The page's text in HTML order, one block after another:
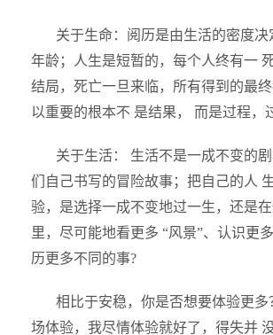
关于生命：阅历是由生活的密度决
年龄；人生是短暂的，每个人终有一
结局，死亡一旦来临，所有得到的最
以重要的根本不 是结果， 而是过程，
关于生活： 生活不是一成不变的
们自己书写的冒险故事；把自己的人
验，是选择一成不变地过一生，还是
里，尽可能地看更多 “风景”、认识更
历更多不同的事?
相比于安稳，你是否想要体验更多
场体验，我尽情体验就好了，得失并